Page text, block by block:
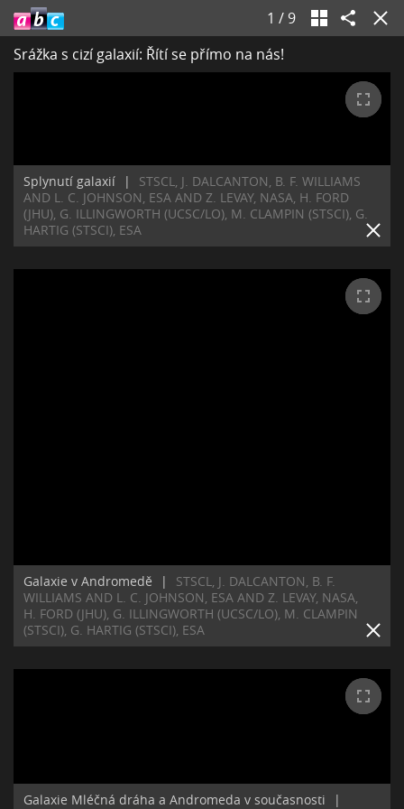
1 / 9
Srážka s cizí galaxií: Řítí se přímo na nás!
Splynutí galaxií |
STSCL, J. DALCANTON, B. F. WILLIAMS
AND L. C. JOHNSON, ESA AND Z. LEVAY, NASA, H. FORD
(JHU), G. ILLINGWORTH (UCSC/LO), M. CLAMPIN (STSCI), G.
HARTIG (STSCI), ESA
Galaxie v Andromedě |
STSCL, J. DALCANTON, B. F.
WILLIAMS AND L. C. JOHNSON, ESA AND Z. LEVAY, NASA,
H. FORD (JHU), G. ILLINGWORTH (UCSC/LO), M. CLAMPIN
(STSCI), G. HARTIG (STSCI), ESA
Galaxie Mléčná dráha a Andromeda v současnosti
|